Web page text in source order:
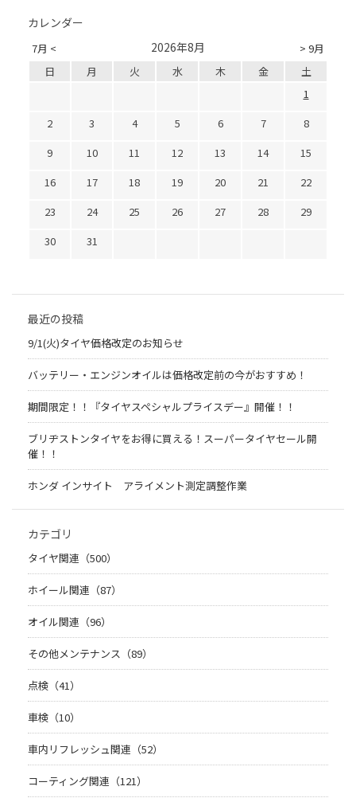
カレンダー
7月 < > 9月
2026年8月
日 月 火 水 木 金
土
1
2
3 4 5 6 7
8
9
10 11 12 13 14
15
16
17 18 19 20 21
22
23
24 25 26 27 28
29
30
31
最近の投稿
9/1(火)タイヤ価格改定のお知らせ
バッテリー・エンジンオイルは価格改定前の今がおすすめ！
期間限定！！『タイヤスペシャルプライスデー』開催！！
ブリヂストンタイヤをお得に買える！スーパータイヤセール開
催！！
ホンダ インサイト アライメント測定調整作業
カテゴリ
タイヤ関連（500）
ホイール関連（87）
オイル関連（96）
その他メンテナンス（89）
点検（41）
車検（10）
車内リフレッシュ関連（52）
コーティング関連（121）